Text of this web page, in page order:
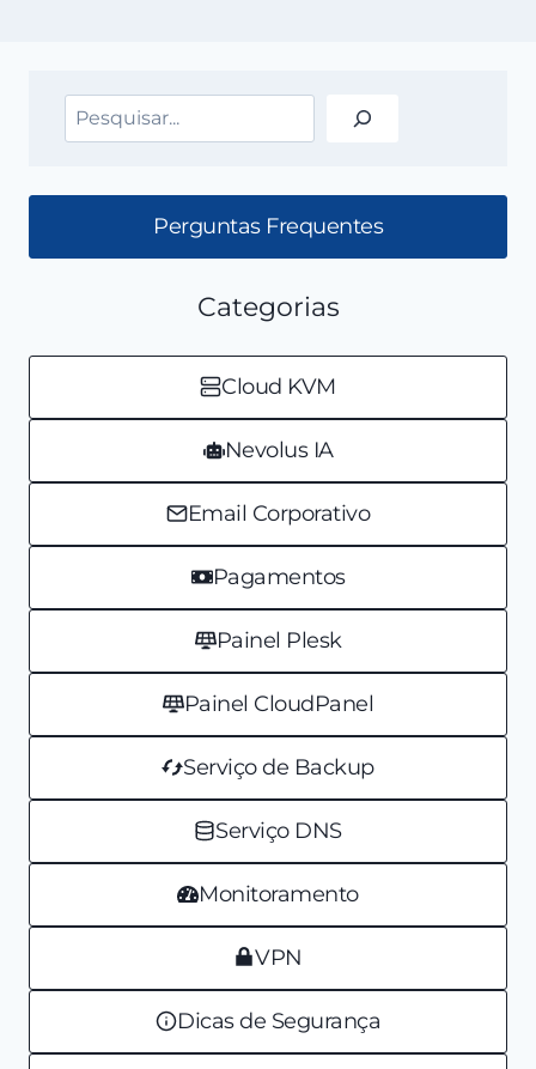
Pesquisar
Perguntas Frequentes
Categorias
Cloud KVM
Nevolus IA
Email Corporativo
Pagamentos
Painel Plesk
Painel CloudPanel
Serviço de Backup
Serviço DNS
Monitoramento
VPN
Dicas de Segurança